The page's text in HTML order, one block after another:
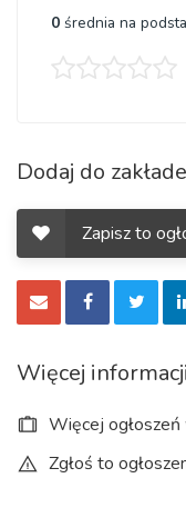
0 średnia na
Dodaj do
Zapisz to
Więcej informacji
Więcej
Zgłoś to